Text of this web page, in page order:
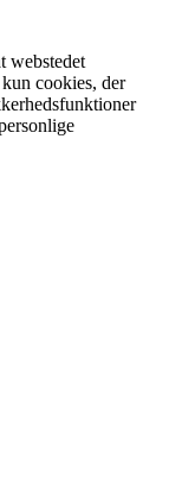
webstedet
cookies, der